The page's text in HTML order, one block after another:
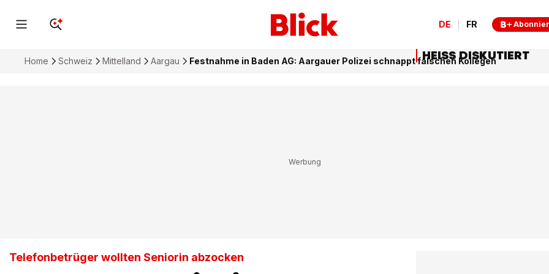
DE FR
Home Schweiz Mittelland Aargau Festnahme in Baden AG: Aargauer Polizei schnappt falschen Kollegen
Telefonbetrüger wollten Seniorin abzocken
HEISS DISKUTIERT